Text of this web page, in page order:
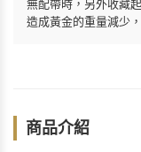
無配帶時，另外收藏
造成黃金的重量減少
商品介紹